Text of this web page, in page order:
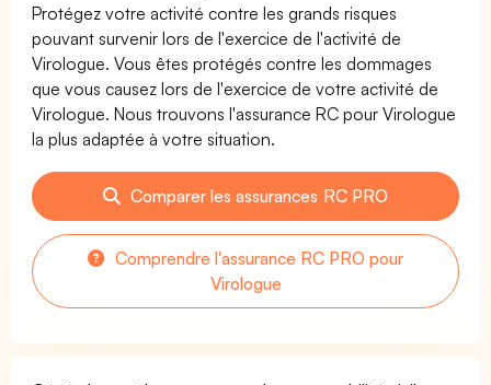
Protégez votre activité contre les grands risques
pouvant survenir lors de l'exercice de l'activité de
Virologue. Vous êtes protégés contre les dommages
que vous causez lors de l'exercice de votre activité de
Virologue. Nous trouvons l'assurance RC pour Virologue
la plus adaptée à votre situation.
Comparer les assurances RC PRO
Comprendre l'assurance RC PRO pour
Virologue